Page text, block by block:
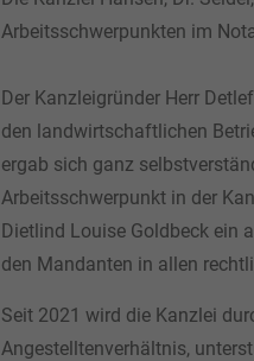
Arbeitsschwerpunkten im
Der Kanzleigründer Herr
den landwirtschaftlichen
ergab sich ganz
Arbeitsschwerpunkt in der
Dietlind Louise Goldbeck ein
den Mandanten in allen
Seit 2021 wird die Kanzlei
Angestelltenverhältnis,